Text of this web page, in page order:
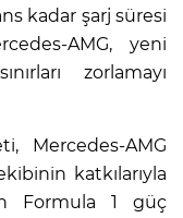
kadar şarj süresi
AMG, yeni
zorlamayı
Mercedes-AMG
katkılarıyla
Formula 1 güç